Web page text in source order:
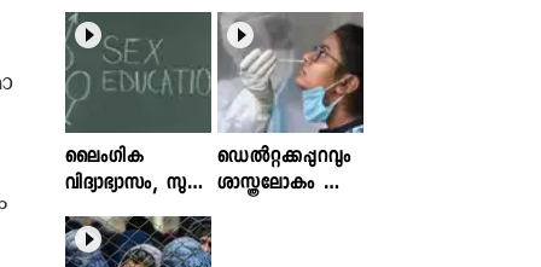
ലൈംഗിക
വിദ്യാഭ്യാസം, സുര
ക്ഷിതവും അ
ല്ലാത്തതുമായ സ്പ
ഡെൽറ്റക്കപ്പുറവും
ശാസ്ത്രലോകം ശ്ര